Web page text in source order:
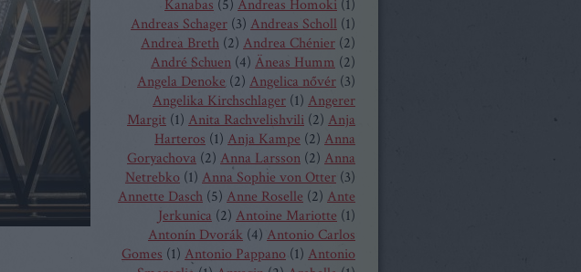
Kanabas (5) Andreas Homoki (1)
Andreas Schager (3) Andreas Scholl (1)
Andrea Breth (2) Andrea Chénier (2)
André Schuen (4) Äneas Humm (2)
Angela Denoke (2) Angelica nővér (3)
Angelika Kirchschlager (1) Angerer
Margit (1) Anita Rachvelishvili (2) Anja
Harteros (1) Anja Kampe (2) Anna
Goryachova (2) Anna Larsson (2) Anna
Netrebko (1) Anna Sophie von Otter (3)
Annette Dasch (5) Anne Roselle (2) Ante
Jerkunica (2) Antoine Mariotte (1)
Antonín Dvorák (4) Antonio Carlos
Gomes (1) Antonio Pappano (1) Antonio